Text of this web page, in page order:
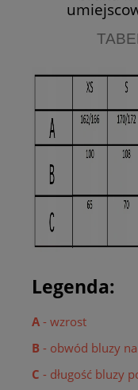
Legenda:
A - wzrost
B - obwód bluzy
C - długość bluzy